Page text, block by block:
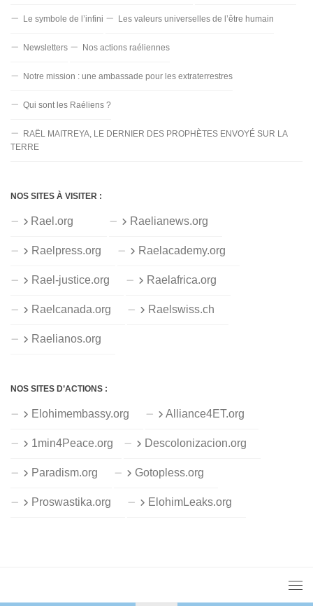
Le symbole de l’infini Les valeurs universelles de l’être humain
Newsletters Nos actions raéliennes
Notre mission : une ambassade pour les extraterrestres
Qui sont les Raéliens ?
RAËL MAITREYA, LE DERNIER DES PROPHÈTES ENVOYÉ SUR LA
TERRE
NOS SITES À VISITER :
Rael.org Raelianews.org
Raelpress.org Raelacademy.org
Rael-justice.org Raelafrica.org
Raelcanada.org Raelswiss.ch
Raelianos.org
NOS SITES D’ACTIONS :
Elohimembassy.org Alliance4ET.org
1min4Peace.org Descolonizacion.org
Paradism.org Gotopless.org
Proswastika.org ElohimLeaks.org